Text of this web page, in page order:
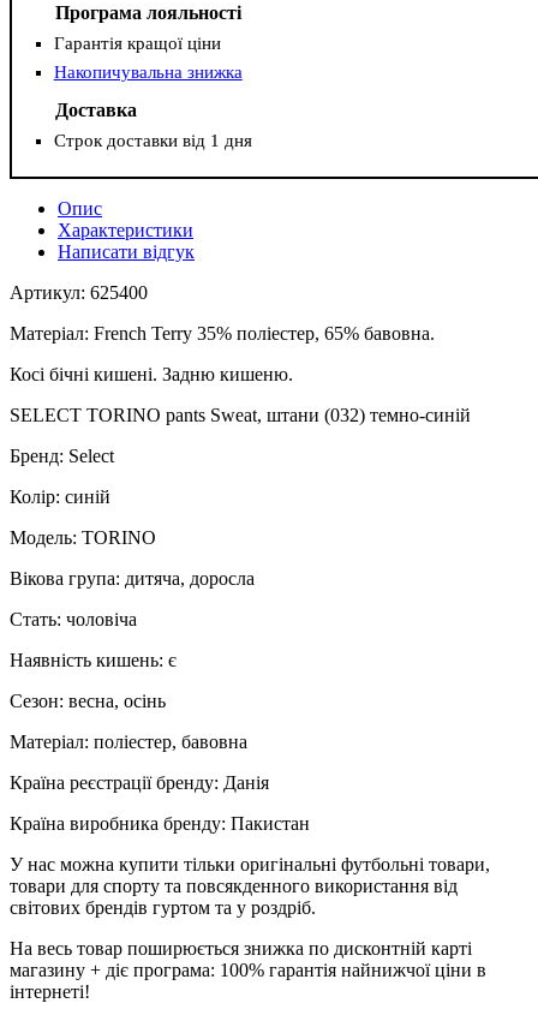
Програма лояльності
Гарантія кращої ціни
Накопичувальна знижка
Доставка
Строк доставки від 1 дня
Опис
Характеристики
Написати відгук
Артикул: 625400
Матеріал: French Terry 35% поліестер, 65% бавовна.
Косі бічні кишені. Задню кишеню.
SELECT TORINO pants Sweat, штани (032) темно-синій
Бренд: Select
Колір: синій
Модель: TORINO
Вікова група: дитяча, доросла
Стать: чоловіча
Наявність кишень: є
Сезон: весна, осінь
Матеріал: поліестер, бавовна
Країна реєстрації бренду: Данія
Країна виробника бренду: Пакистан
У нас можна купити тільки оригінальні футбольні товари,
товари для спорту та повсякденного використання від
світових брендів гуртом та у роздріб.
На весь товар поширюється знижка по дисконтній карті
магазину + діє програма: 100% гарантія найнижчої ціни в
інтернеті!